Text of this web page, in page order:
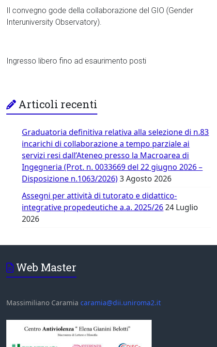
Il convegno gode della collaborazione del GIO (Gender
Interuniversity Observatory).
Ingresso libero fino ad esaurimento posti
Articoli recenti
Graduatoria definitiva relativa alla selezione di n.83
incarichi di collaborazione a tempo parziale ai
servizi resi dall’Ateneo presso la Macroarea di
Ingegneria (Prot. n. 0033669 del 22 giugno 2026 –
Disposizione n.1063/2026) 3 Agosto 2026
Assegni per attività di tutorato e didattico-
integrative propedeutiche a.a. 2025/26 24 Luglio
2026
Web Master
Massimiliano Caramiacaramia@dii.uniroma2.it